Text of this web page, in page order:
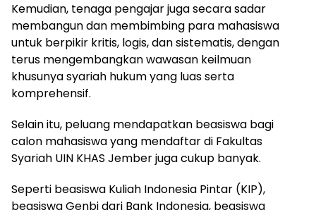
Kemudian, tenaga pengajar juga secara sadar
membangun dan membimbing para mahasiswa
untuk berpikir kritis, logis, dan sistematis, dengan
terus mengembangkan wawasan keilmuan
khusunya syariah hukum yang luas serta
komprehensif.
Selain itu, peluang mendapatkan beasiswa bagi
calon mahasiswa yang mendaftar di Fakultas
Syariah UIN KHAS Jember juga cukup banyak.
Seperti beasiswa Kuliah Indonesia Pintar (KIP),
beasiswa Genbi dari Bank Indonesia, beasiswa